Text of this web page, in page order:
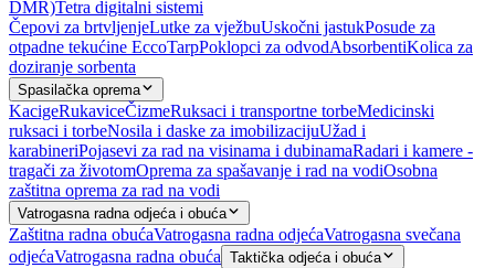
DMR)Tetra digitalni sistemi
Čepovi za brtvljenjeLutke za vježbuUskočni jastukPosude za
otpadne tekućine EccoTarpPoklopci za odvodAbsorbentiKolica za
doziranje sorbenta
Spasilačka oprema
KacigeRukaviceČizmeRuksaci i transportne torbeMedicinski
ruksaci i torbeNosila i daske za imobilizacijuUžad i
karabineriPojasevi za rad na visinama i dubinamaRadari i kamere -
tragači za životomOprema za spašavanje i rad na vodiOsobna
zaštitna oprema za rad na vodi
Vatrogasna radna odjeća i obuća
Zaštitna radna obućaVatrogasna radna odjećaVatrogasna svečana
odjećaVatrogasna radna obuća Taktička odjeća i obuća